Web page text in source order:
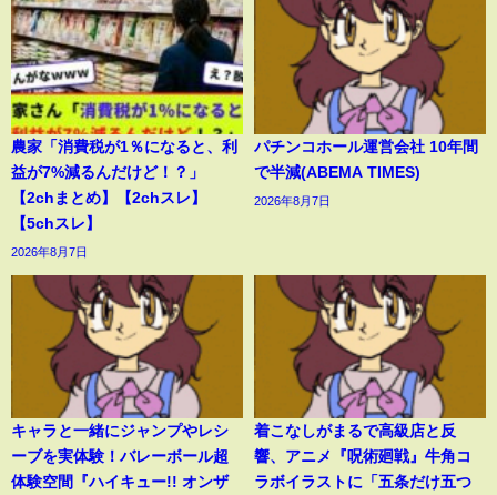
農家「消費税が1％になると、利
益が7%減るんだけど！？」
【2chまとめ】【2chスレ】
【5chスレ】
2026年8月7日
パチンコホール運営会社 10年間
で半減(ABEMA TIMES)
2026年8月7日
キャラと一緒にジャンプやレシ
ーブを実体験！バレーボール超
体験空間『ハイキュー!! オンザ
着こなしがまるで高級店と反
響、アニメ『呪術廻戦』牛角コ
ラボイラストに「五条だけ五つ